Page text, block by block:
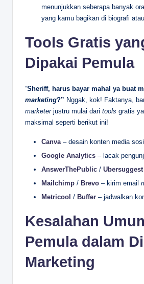
menunjukkan seberapa banyak
yang kamu bagikan di biografi
Tools Gratis
Dipakai Pemula
“Sheriff, harus bayar mahal ya buat
marketing?” Nggak, kok! Faktanya,
marketerjustru mulai dari tools gratis
maksimal seperti berikut ini!
Canva – desain konten media
Google Analytics – lacak
AnswerThePublic / Ubersuggest
Mailchimp / Brevo – kirim email
Metricool / Buffer – jadwalkan
Kesalahan
Pemula dalam
Marketing